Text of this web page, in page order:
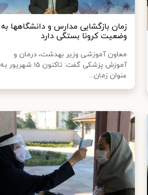
زمان بازگشایی مدارس و دانشگاهها به
وضعیت کرونا بستگی دارد
معاون آموزشی وزیر بهدشت، درمان و
آموزش پزشکی گفت: تاکنون ۱۵ شهریور به
عنوان زمان...